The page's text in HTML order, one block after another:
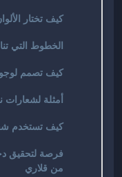
كيف تختار
الخطوط التي
كيف تصمم لوجو
أمثلة لشعارات
كيف تستخدم
فرصة لتحقيق
من قلاري